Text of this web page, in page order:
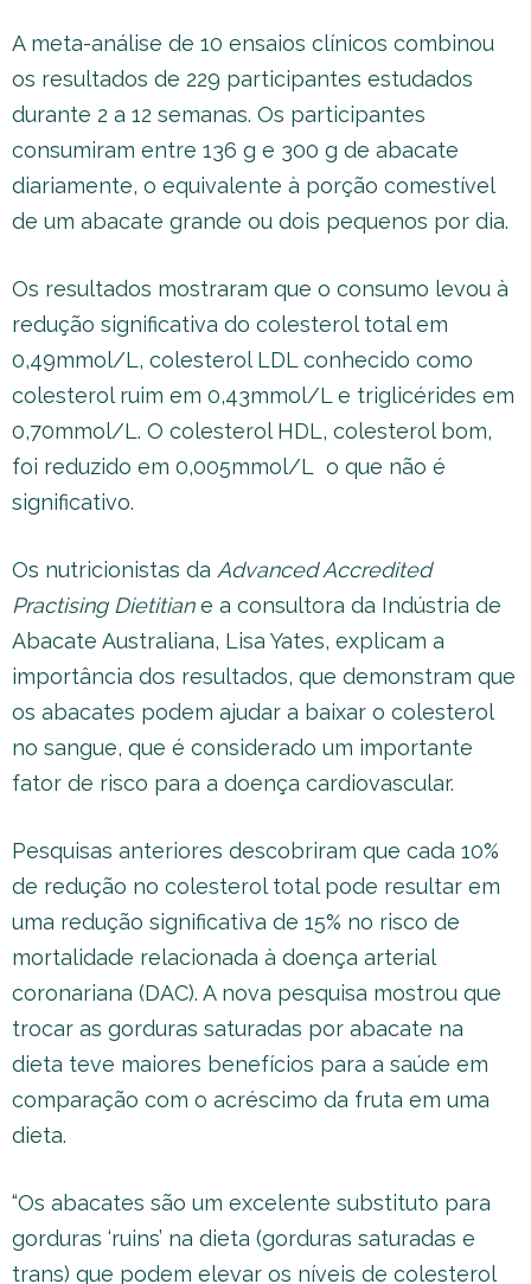
A meta-análise de 10 ensaios clínicos combinou
os resultados de 229 participantes estudados
durante 2 a 12 semanas. Os participantes
consumiram entre 136 g e 300 g de abacate
diariamente, o equivalente à porção comestível
de um abacate grande ou dois pequenos por dia.
Os resultados mostraram que o consumo levou à
redução significativa do colesterol total em
0,49mmol/L, colesterol LDL conhecido como
colesterol ruim em 0,43mmol/L e triglicérides em
0,70mmol/L. O colesterol HDL, colesterol bom,
foi reduzido em 0,005mmol/L o que não é
significativo.
Os nutricionistas da Advanced Accredited
Practising Dietitiane a consultora da Indústria de
Abacate Australiana, Lisa Yates, explicam a
importância dos resultados, que demonstram que
os abacates podem ajudar a baixar o colesterol
no sangue, que é considerado um importante
fator de risco para a doença cardiovascular.
Pesquisas anteriores descobriram que cada 10%
de redução no colesterol total pode resultar em
uma redução significativa de 15% no risco de
mortalidade relacionada à doença arterial
coronariana (DAC). A nova pesquisa mostrou que
trocar as gorduras saturadas por abacate na
dieta teve maiores benefícios para a saúde em
comparação com o acréscimo da fruta em uma
dieta.
“Os abacates são um excelente substituto para
gorduras ‘ruins’ na dieta (gorduras saturadas e
trans) que podem elevar os níveis de colesterol